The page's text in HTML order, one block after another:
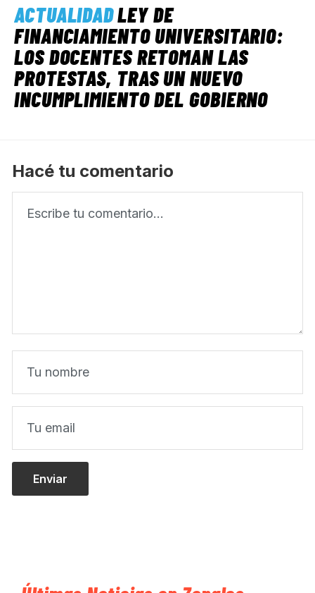
ACTUALIDADLEY DE
FINANCIAMIENTO UNIVERSITARIO:
LOS DOCENTES RETOMAN LAS
PROTESTAS, TRAS UN NUEVO
INCUMPLIMIENTO DEL GOBIERNO
Hacé tu comentario